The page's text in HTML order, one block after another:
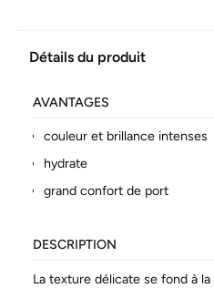
Détails du produit
AVANTAGES
couleur et brillance intenses
hydrate
grand confort de port
DESCRIPTION
La texture délicate se fond à la